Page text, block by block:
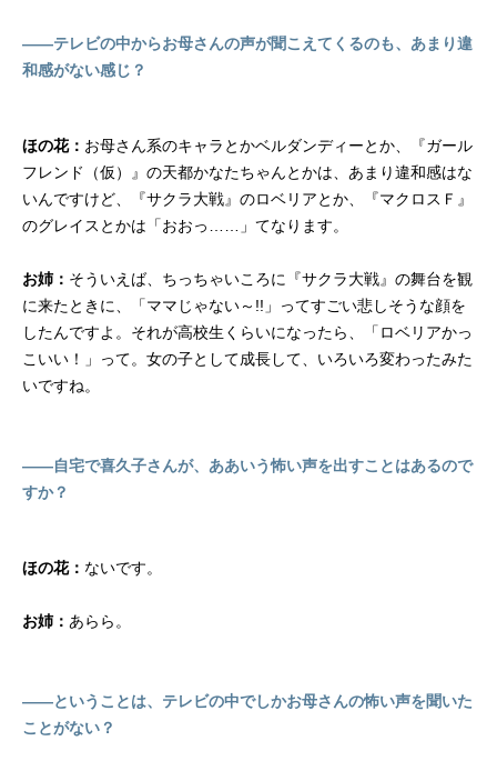
――テレビの中からお母さんの声が聞こえてくるのも、あまり違
和感がない感じ？
ほの花： お母さん系のキャラとかベルダンディーとか、『ガール
フレンド（仮）』の天都かなたちゃんとかは、あまり違和感はな
いんですけど、『サクラ大戦』のロベリアとか、『マクロスＦ』
のグレイスとかは「おおっ……」てなります。
お姉： そういえば、ちっちゃいころに『サクラ大戦』の舞台を観
に来たときに、「ママじゃない～!!」ってすごい悲しそうな顔を
したんですよ。それが高校生くらいになったら、「ロベリアかっ
こいい！」って。女の子として成長して、いろいろ変わったみた
いですね。
――自宅で喜久子さんが、ああいう怖い声を出すことはあるので
すか？
ほの花： ないです。
お姉： あらら。
――ということは、テレビの中でしかお母さんの怖い声を聞いた
ことがない？